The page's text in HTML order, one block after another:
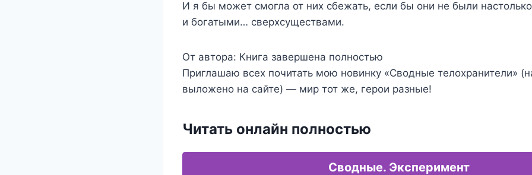
И я бы может смогла от них сбежать, если бы они не были
и богатыми… сверхсуществами.
От автора: Книга завершена полностью
Приглашаю всех почитать мою новинку «Сводные телохранители»
выложено на сайте) — мир тот же, герои разные!
Читать онлайн полностью
Сводные. Эксперимент